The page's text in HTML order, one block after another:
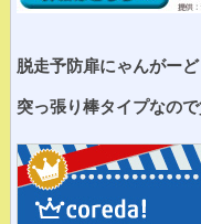
脱走予防扉にゃんがーど
突っ張り棒タイプなの